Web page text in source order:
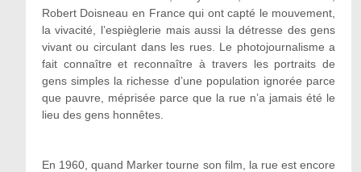
Robert Doisneau en France qui ont capté le mouvement,
la vivacité, l’espièglerie mais aussi la détresse des gens
vivant ou circulant dans les rues. Le photojournalisme a
fait connaître et reconnaître à travers les portraits de
gens simples la richesse d’une population ignorée parce
que pauvre, méprisée parce que la rue n’a jamais été le
lieu des gens honnêtes.
En 1960, quand Marker tourne son film, la rue est encore